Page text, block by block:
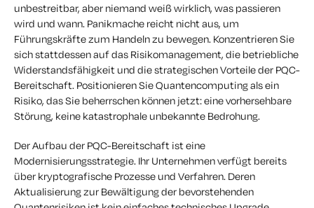
unbestreitbar, aber niemand weiß wirklich, was passieren
wird und wann. Panikmache reicht nicht aus, um
Führungskräfte zum Handeln zu bewegen. Konzentrieren Sie
sich stattdessen auf das Risikomanagement, die betriebliche
Widerstandsfähigkeit und die strategischen Vorteile der PQC-
Bereitschaft. Positionieren Sie Quantencomputing als ein
Risiko, das Sie beherrschen können jetzt: eine vorhersehbare
Störung, keine katastrophale unbekannte Bedrohung.
Der Aufbau der PQC-Bereitschaft ist eine
Modernisierungsstrategie. Ihr Unternehmen verfügt bereits
über kryptografische Prozesse und Verfahren. Deren
Aktualisierung zur Bewältigung der bevorstehenden